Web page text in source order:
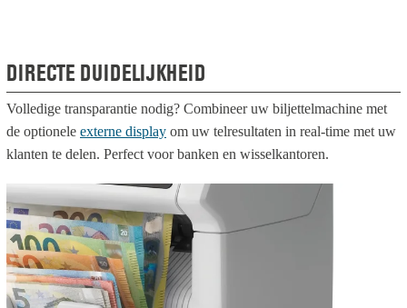
DIRECTE DUIDELIJKHEID
Volledige transparantie nodig? Combineer uw biljettelmachine met
de optionele externe display om uw telresultaten in real-time met uw
klanten te delen. Perfect voor banken en wisselkantoren.